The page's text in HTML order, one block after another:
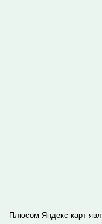
Плюсом Яндекс-карт